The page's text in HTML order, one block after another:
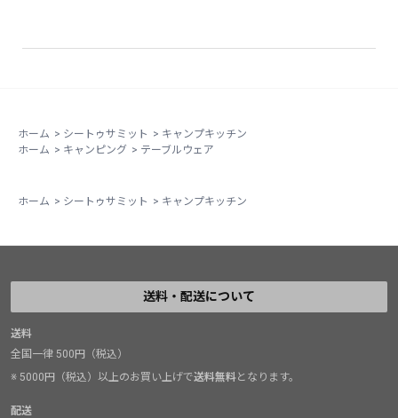
ホーム > シートゥサミット > キャンプキッチン
ホーム > キャンピング > テーブルウェア
ホーム > シートゥサミット > キャンプキッチン
送料・配送について
送料
全国一律 500円（税込）
※ 5000円（税込）以上のお買い上げで送料無料となります。
配送